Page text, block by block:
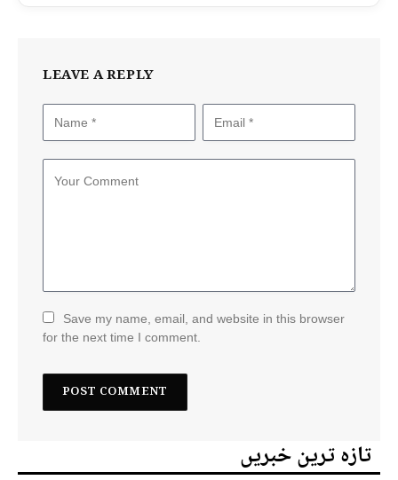
LEAVE A REPLY
Save my name, email, and website in this browser
for the next time I comment.
تازہ ترین خبریں